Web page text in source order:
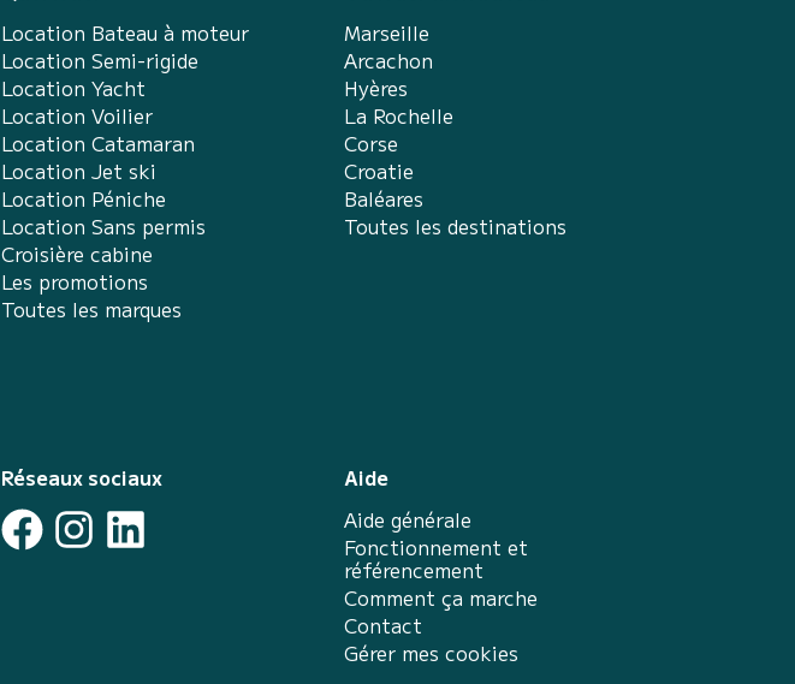
Location Bateau à moteur
Location Semi-rigide
Location Yacht
Location Voilier
Location Catamaran
Location Jet ski
Location Péniche
Location Sans permis
Croisière cabine
Les promotions
Toutes les marques
Marseille
Arcachon
Hyères
La Rochelle
Corse
Croatie
Baléares
Toutes les destinations
Aide
Aide générale
Fonctionnement et
référencement
Comment ça marche
Contact
Gérer mes cookies
Réseaux sociaux